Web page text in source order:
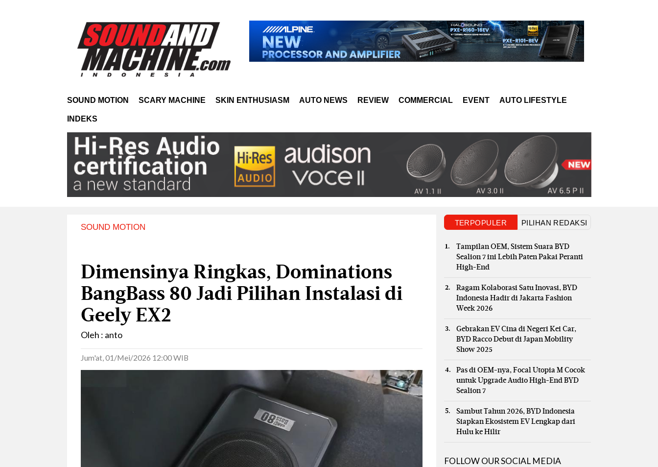
SOUND MOTION SCARY MACHINE SKIN ENTHUSIASM AUTO NEWS REVIEW COMMERCIAL EVENT AUTO LIFESTYLE
INDEKS
SOUND MOTION
Dimensinya Ringkas, Dominations
BangBass 80 Jadi Pilihan Instalasi di
Geely EX2
Oleh : anto
Jum'at, 01/Mei/2026 12:00 WIB
TERPOPULER PILIHAN REDAKSI
Tampilan OEM, Sistem Suara BYD
Sealion 7 ini Lebih Paten Pakai Peranti
High-End
Ragam Kolaborasi Satu Inovasi, BYD
Indonesia Hadir di Jakarta Fashion
Week 2026
Gebrakan EV Cina di Negeri Kei Car,
BYD Racco Debut di Japan Mobility
Show 2025
Pas di OEM-nya, Focal Utopia M Cocok
untuk Upgrade Audio High-End BYD
Sealion 7
Sambut Tahun 2026, BYD Indonesia
Siapkan Ekosistem EV Lengkap dari
Hulu ke Hilir
FOLLOW OUR SOCIAL MEDIA